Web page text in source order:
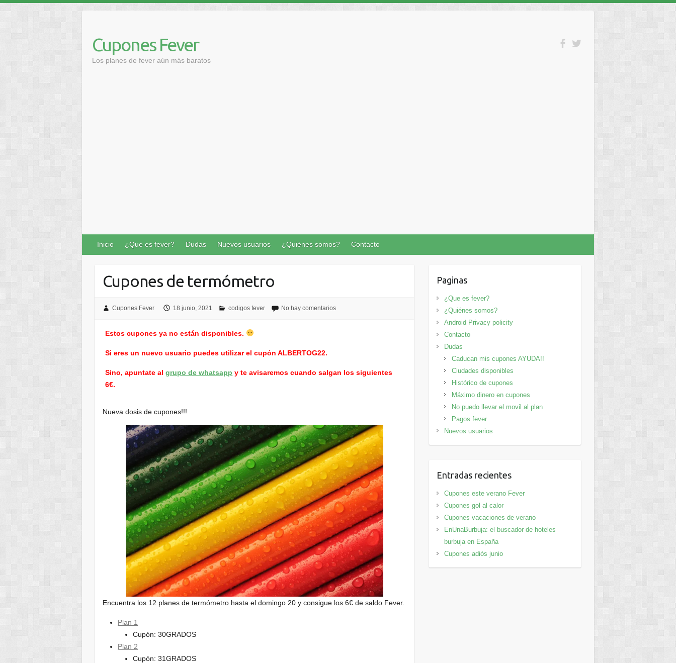
contenido
Cupones Fever
Los planes de fever aún más baratos
Inicio ¿Que es fever? Dudas Nuevos usuarios ¿Quiénes somos? Contacto
Cupones de termómetro
Cupones Fever 18 junio, 2021 codigos fever No hay comentarios
Estos cupones ya no están disponibles.
Si eres un nuevo usuario puedes utilizar el cupón ALBERTOG22.
Sino, apuntate algrupo de whatsapp y te avisaremos cuando salgan los siguientes
6€.
Nueva dosis de cupones!!!
Encuentra los 12 planes de termómetro hasta el domingo 20 y consigue los 6€ de saldo Fever.
Plan 1
Cupón: 30GRADOS
Plan 2
Cupón: 31GRADOS
Paginas
¿Que es fever?
¿Quiénes somos?
Android Privacy policity
Contacto
Dudas
Caducan mis cupones AYUDA!!
Ciudades disponibles
Histórico de cupones
Máximo dinero en cupones
No puedo llevar el movil al plan
Pagos fever
Nuevos usuarios
Entradas recientes
Cupones este verano Fever
Cupones gol al calor
Cupones vacaciones de verano
EnUnaBurbuja: el buscador de hoteles
burbuja en España
Cupones adiós junio